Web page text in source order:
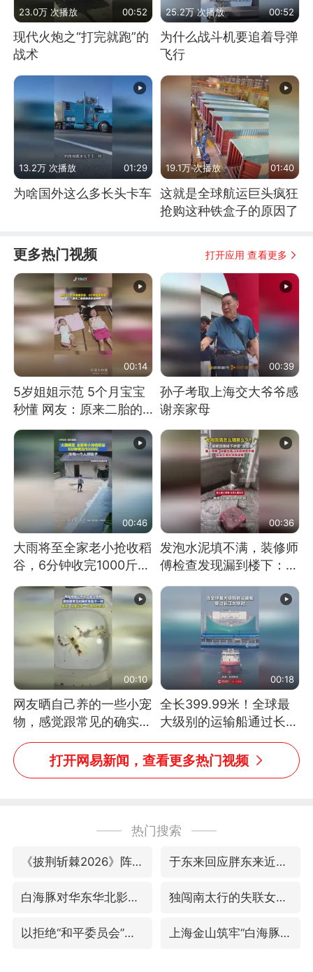
23.0万 次播放 00:52
现代火炮之“打完就跑”的
战术
25.2万 次播放 00:52
为什么战斗机要追着导弹
飞行
13.2万 次播放 01:29
为啥国外这么多长头卡车
19.1万 次播放 01:40
这就是全球航运巨头疯狂
抢购这种铁盒子的原因了
更多热门视频 打开应用 查看更多
00:14
5岁姐姐示范 5个月宝宝
秒懂 网友：原来二胎的
快乐长这样
00:39
孙子考取上海交大爷爷感
谢亲家母
00:46
大雨将至全家老小抢收稻
谷，6分钟收完1000斤，
没有一个人掉链子
00:36
发泡水泥填不满，装修师
傅检查发现漏到楼下：出
风口未延伸到外墙
00:10
网友晒自己养的一些小宠
物，感觉跟常见的确实有
些不一样
00:18
全长399.99米！全球最
大级别的运输船通过长江
大桥这一幕，太震撼了！
打开网易新闻，查看更多热门视频
热门搜索
《披荆斩棘2026》阵容官宣 于东来回应胖东来近25年老店年底关闭
白海豚对华东华北影响会大于巴威 独闯南太行的失联女生最后轨迹已确认
以拒绝“和平委员会”的加沙和平计划 上海金山筑牢“白海豚”防汛屏障